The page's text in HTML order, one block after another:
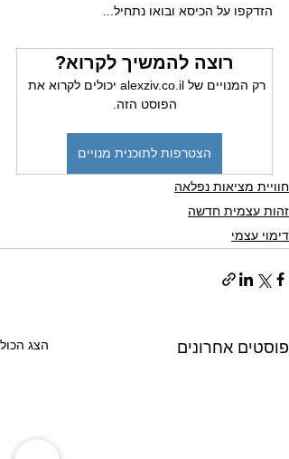
הזדקפו על הכיסא ובואו נתחיל...
רוצה להמשיך לקרוא?
רק המנויים של alexziv.co.il יכולים לקרוא את
הפוסט הזה.
הצטרפות לתוכנית מנויים
חוויית מציאות נפלאה
זהות עצמית חדשה
דימוי עצמי
פוסטים אחרונים הצג הכול